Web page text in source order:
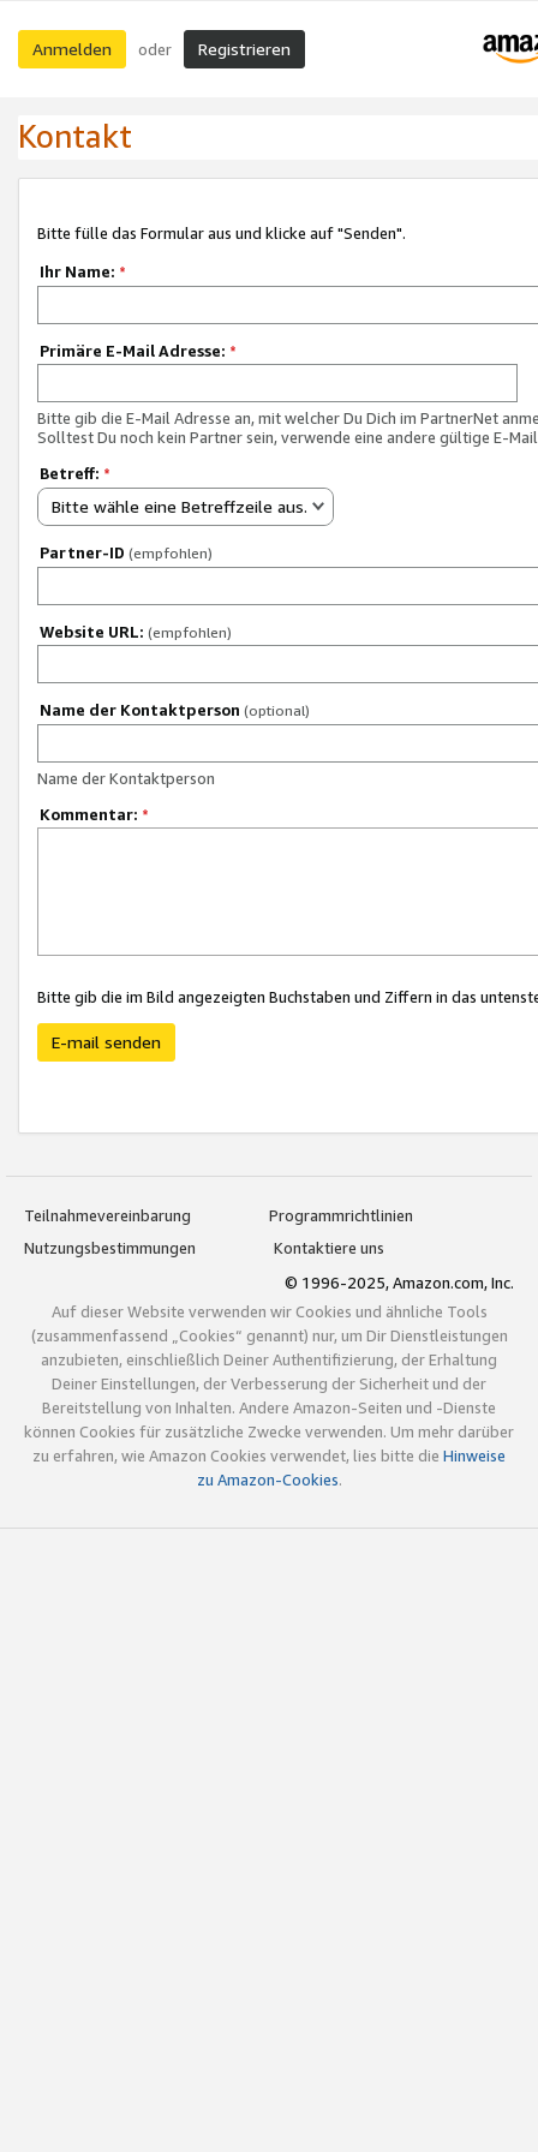
Anmelden oder Registrieren
Kontakt
Bitte fülle das Formular aus und klicke auf "Senden".
Ihr Name: *
Primäre E-Mail Adresse: *
Bitte gib die E-Mail Adresse an, mit welcher Du Dich im PartnerNet
Solltest Du noch kein Partner sein, verwende eine andere gültige E-
Betreff: *
Bitte wähle eine Betreffzeile aus.
Partner-ID (empfohlen)
Website URL: (empfohlen)
Name der Kontaktperson (optional)
Name der Kontaktperson
Kommentar: *
Bitte gib die im Bild angezeigten Buchstaben und Ziffern in das
E-mail senden
Teilnahmevereinbarung
Programmrichtlinien
Nutzungsbestimmungen
Kontaktiere uns
© 1996-2025, Amazon.com, Inc.
Auf dieser Website verwenden wir Cookies und ähnliche Tools
(zusammenfassend „Cookies“ genannt) nur, um Dir Dienstleistungen
anzubieten, einschließlich Deiner Authentifizierung, der Erhaltung
Deiner Einstellungen, der Verbesserung der Sicherheit und der
Bereitstellung von Inhalten. Andere Amazon-Seiten und -Dienste
können Cookies für zusätzliche Zwecke verwenden. Um mehr darüber
zu erfahren, wie Amazon Cookies verwendet, lies bitte die Hinweise
zu Amazon-Cookies.